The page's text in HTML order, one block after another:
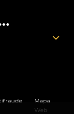
Mapa
Web